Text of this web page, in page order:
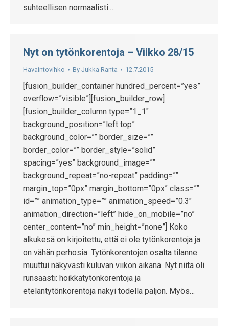
suhteellisen normaalisti.…
Nyt on tytönkorentoja – Viikko 28/15
Havaintovihko By Jukka Ranta 12.7.2015
[fusion_builder_container hundred_percent=”yes”
overflow=”visible”][fusion_builder_row]
[fusion_builder_column type=”1_1″
background_position=”left top”
background_color=”” border_size=””
border_color=”” border_style=”solid”
spacing=”yes” background_image=””
background_repeat=”no-repeat” padding=””
margin_top=”0px” margin_bottom=”0px” class=””
id=”” animation_type=”” animation_speed=”0.3″
animation_direction=”left” hide_on_mobile=”no”
center_content=”no” min_height=”none”] Koko
alkukesä on kirjoitettu, että ei ole tytönkorentoja ja
on vähän perhosia. Tytönkorentojen osalta tilanne
muuttui näkyvästi kuluvan viikon aikana. Nyt niitä oli
runsaasti: hoikkatytönkorentoja ja
eteläntytönkorentoja näkyi todella paljon. Myös…